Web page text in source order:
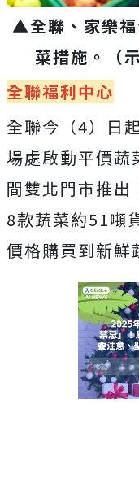
▲全聯、家樂福
菜措施。（
全聯福利中心
全聯今（4）日
場處啟動平價蔬
間雙北門市推出
8款蔬菜約51噸
價格購買到新鮮